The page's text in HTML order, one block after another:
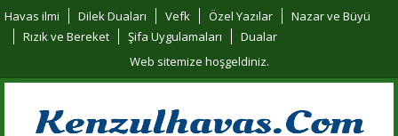
Havas ilmi Dilek Duaları Vefk Özel Yazılar
Nazar ve Büyü
Rızık ve Bereket
Şifa Uygulamaları
Dualar
Web sitemize hoşgeldiniz.